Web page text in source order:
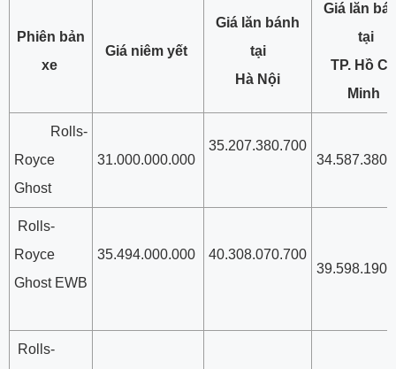
Phiên bản
xe
Giá niêm yết
Giá lăn bánh
tại
Hà Nội
Giá lăn
tại
TP. Hồ
Minh
Rolls-
Royce
Ghost
31.000.000.000
35.207.380.700
Rolls-
Royce
Ghost EWB
35.494.000.000
40.308.070.700
Rolls-